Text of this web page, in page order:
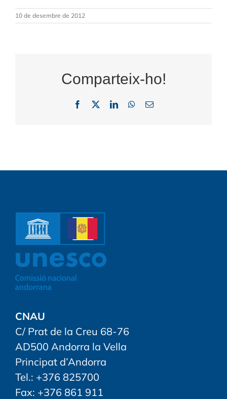
10 de desembre de 2012
Comparteix-ho!
Facebook LinkedInWhatsApp
Email:
CNAU
C/ Prat de la Creu 68-76
AD500 Andorra la Vella
Principat d’Andorra
Tel.: +376 825700
Fax: +376 861 911